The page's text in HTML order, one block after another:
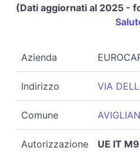
(Dati aggiornati al 2025 -
Azienda
Indirizzo VIA
Comune
Autorizzazione UE IT